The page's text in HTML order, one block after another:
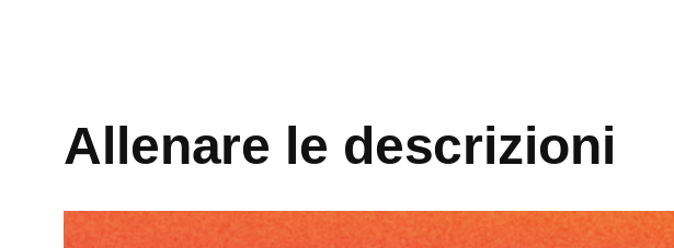
Allenare le descrizioni